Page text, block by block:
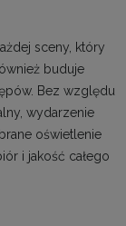
sceny, który
buduje
Bez względu
wydarzenie
oświetlenie
i jakość całego